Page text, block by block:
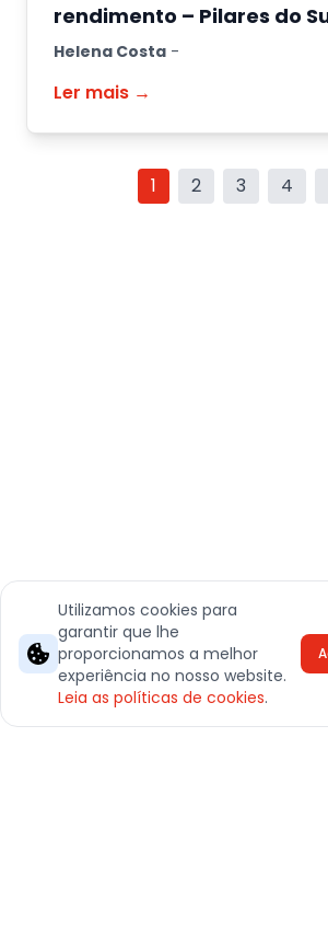
Utilizamos cookies para
garantir que lhe
proporcionamos a melhor
experiência no nosso website.
Leia as políticas de cookies.
rendimento – Pilares do
Helena Costa -
Ler mais →
1 2 3 4